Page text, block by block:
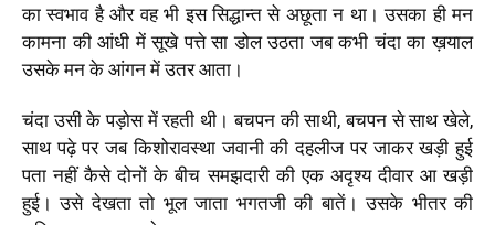
का स्वभाव है और वह भी इस सिद्धान्त से अछूता न था। उसका ही मन
कामना की आंधी में सूखे पत्ते सा डोल उठता जब कभी चंदा का ख़याल
उसके मन के आंगन में उतर आता।
चंदा उसी के पड़ोस में रहती थी। बचपन की साथी, बचपन से साथ खेले,
साथ पढ़े पर जब किशोरावस्था जवानी की दहलीज पर जाकर खड़ी हुई
पता नहीं कैसे दोनों के बीच समझदारी की एक अदृश्य दीवार आ खड़ी
हुई। उसे देखता तो भूल जाता भगतजी की बातें। उसके भीतर की